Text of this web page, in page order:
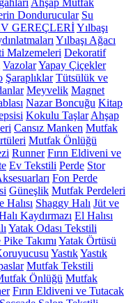
Ahşap Mutfak
Dondurucular Su
GEREÇLERİYılbaşı
Yılbaşı Ağacı
Malzemeleri Dekoratif
VazolarYapay Çiçekler
Şaraplıklar Tütsülük ve
Meyvelik Magnet
Nazar Boncuğu Kitap
Kokulu Taşlar Ahşap
Cansız Manken Mutfak
Mutfak Önlüğü
Runner Fırın Eldiveni ve
Ev Tekstili Perde Stor
Fon Perde
Güneşlik Mutfak Perdeleri
Halısı Shaggy Halı Jüt ve
Kaydırmazı El Halısı
Yatak Odası Tekstili
Takımı Yatak Örtüsü
YastıkYastık
Mutfak Tekstili
Önlüğü Mutfak
Fırın Eldiveni ve Tutacak